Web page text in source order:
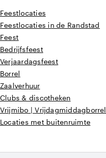
Feestlocaties
Feestlocaties in de Randstad
Feest
Bedrijfsfeest
Verjaardagsfeest
Borrel
Zaalverhuur
Clubs & discotheken
Vrijmibo | Vrijdagmiddagborrel
Locaties met buitenruimte